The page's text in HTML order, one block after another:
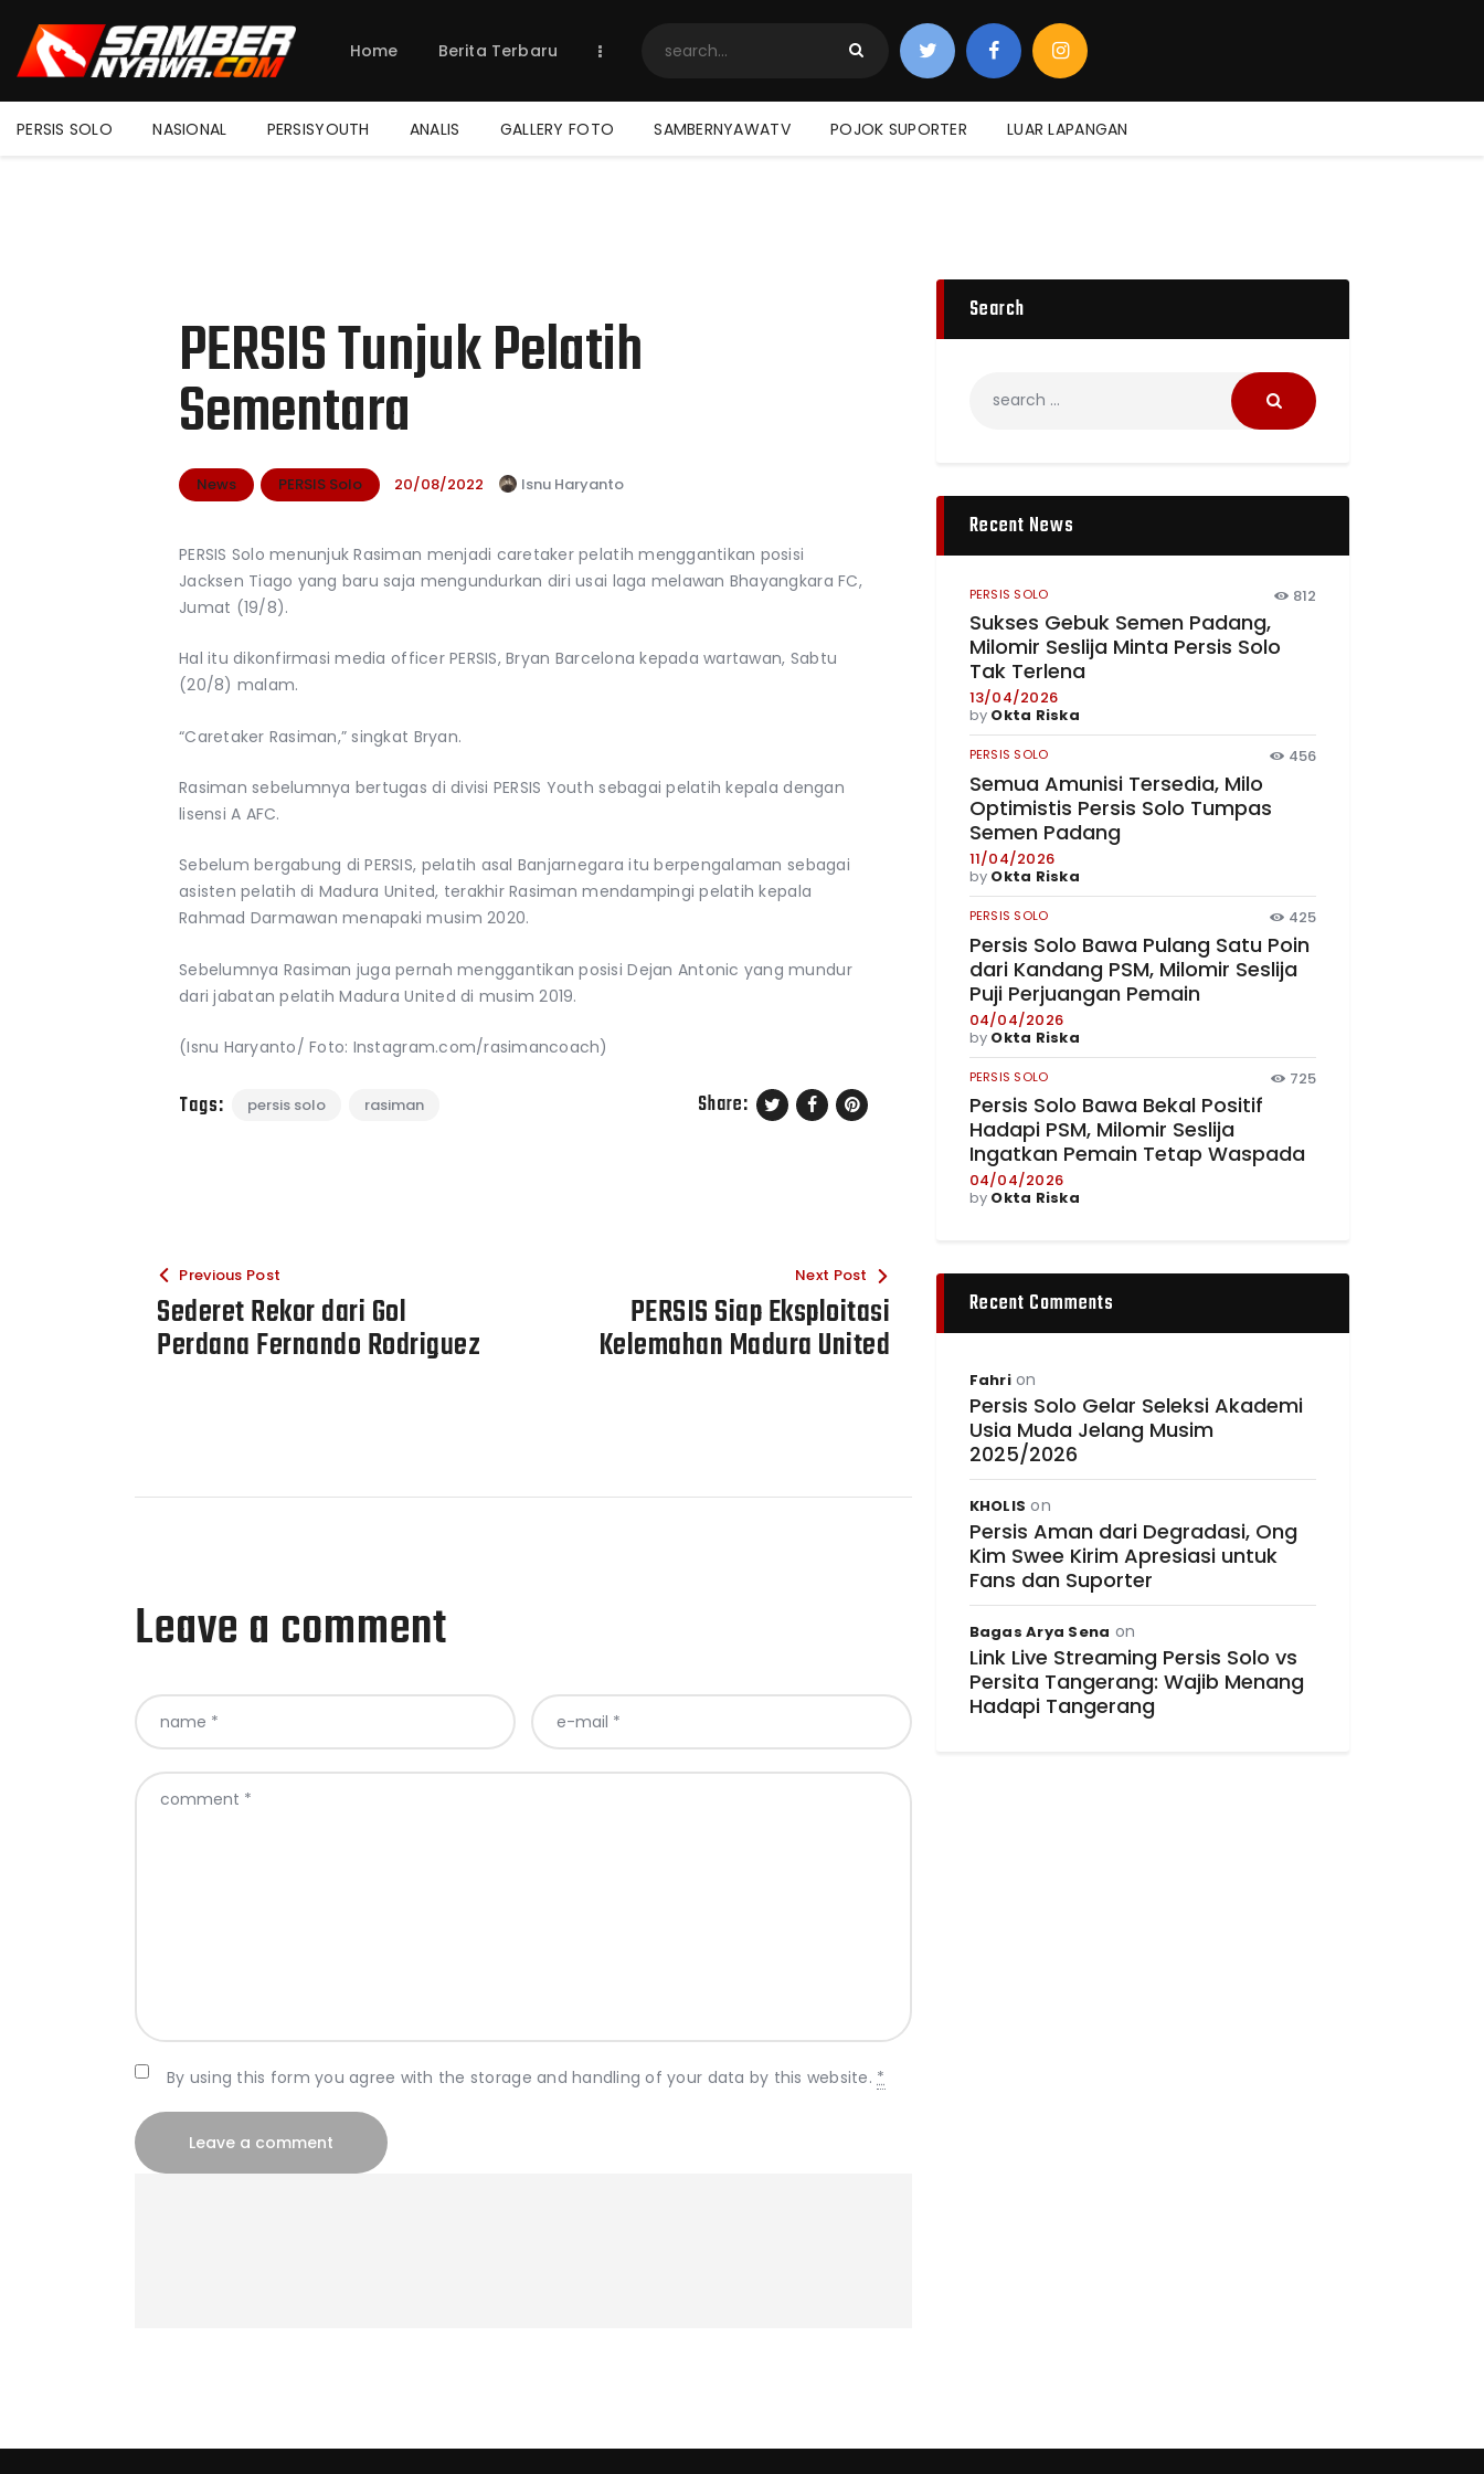
Home Berita Terbaru
PERSIS SOLO NASIONAL PERSISYOUTH ANALIS GALLERY FOTO SAMBERNYAWATV POJOK SUPORTER LUAR LAPANGAN
Berita Terbaru
Jadwal & Hasil
Klasemen
PERSIS Tunjuk Pelatih
Sementara
News PERSIS Solo 20/08/2022 Isnu Haryanto
PERSIS Solo menunjuk Rasiman menjadi caretaker pelatih menggantikan posisi
Jacksen Tiago yang baru saja mengundurkan diri usai laga melawan Bhayangkara FC,
Jumat (19/8).
Hal itu dikonfirmasi media officer PERSIS, Bryan Barcelona kepada wartawan, Sabtu
(20/8) malam.
“Caretaker Rasiman,” singkat Bryan.
Rasiman sebelumnya bertugas di divisi PERSIS Youth sebagai pelatih kepala dengan
lisensi A AFC.
Sebelum bergabung di PERSIS, pelatih asal Banjarnegara itu berpengalaman sebagai
asisten pelatih di Madura United, terakhir Rasiman mendampingi pelatih kepala
Rahmad Darmawan menapaki musim 2020.
Sebelumnya Rasiman juga pernah menggantikan posisi Dejan Antonic yang mundur
dari jabatan pelatih Madura United di musim 2019.
(Isnu Haryanto/ Foto: Instagram.com/rasimancoach)
Tags: persis solo rasiman Share:
Previous Post
Sederet Rekor dari Gol
Perdana Fernando Rodriguez
Next Post
PERSIS Siap Eksploitasi
Kelemahan Madura United
Leave a comment
By using this form you agree with the storage and handling of your data by this website.*
Search
Recent News
PERSIS SOLO 812
Sukses Gebuk Semen Padang,
Milomir Seslija Minta Persis Solo
Tak Terlena
13/04/2026
by Okta Riska
PERSIS SOLO 456
Semua Amunisi Tersedia, Milo
Optimistis Persis Solo Tumpas
Semen Padang
11/04/2026
by Okta Riska
PERSIS SOLO 425
Persis Solo Bawa Pulang Satu Poin
dari Kandang PSM, Milomir Seslija
Puji Perjuangan Pemain
04/04/2026
by Okta Riska
PERSIS SOLO 725
Persis Solo Bawa Bekal Positif
Hadapi PSM, Milomir Seslija
Ingatkan Pemain Tetap Waspada
04/04/2026
by Okta Riska
Recent Comments
Fahrion
Persis Solo Gelar Seleksi Akademi
Usia Muda Jelang Musim
2025/2026
KHOLIS on
Persis Aman dari Degradasi, Ong
Kim Swee Kirim Apresiasi untuk
Fans dan Suporter
Bagas Arya Sena on
Link Live Streaming Persis Solo vs
Persita Tangerang: Wajib Menang
Hadapi Tangerang